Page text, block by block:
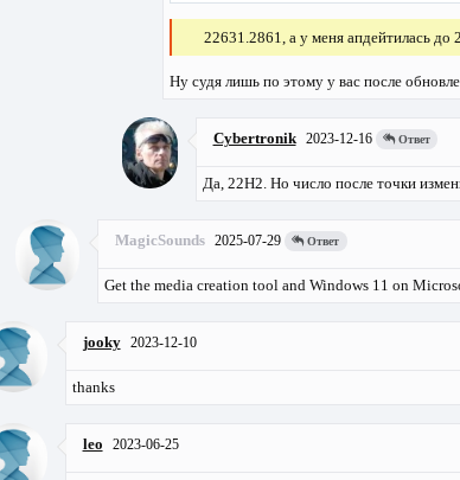
22631.2861, а у меня апдейтилась до
Ну судя лишь по этому у вас после
Cybertronik 2023-12-16 Ответ
Да, 22H2. Но число после точки
MagicSounds 2025-07-29 Ответ
Get the media creation tool and Windows 11 on
jooky 2023-12-10
thanks
leo 2023-06-25